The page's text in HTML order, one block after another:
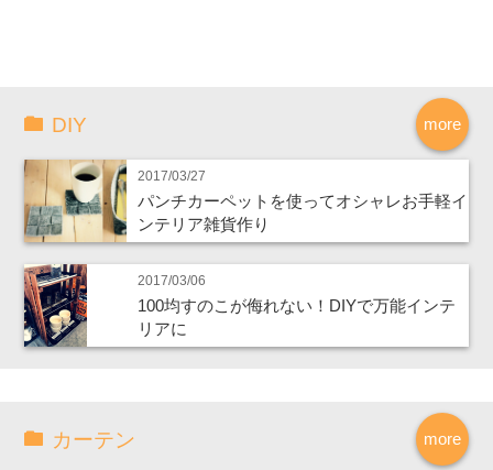
more
DIY
2017/03/27
パンチカーペットを使ってオシャレお手軽イ
ンテリア雑貨作り
2017/03/06
100均すのこが侮れない！DIYで万能インテ
リアに
more
カーテン